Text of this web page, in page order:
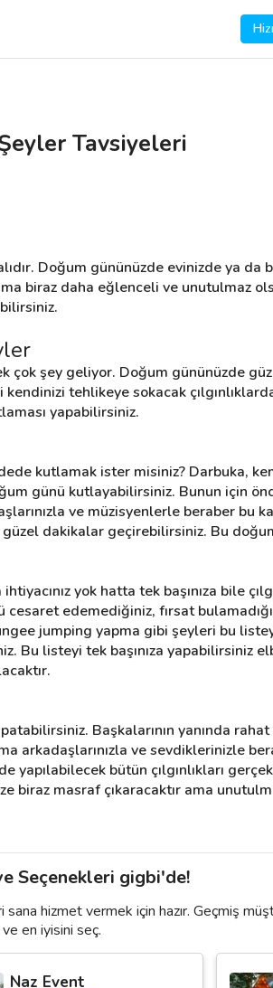
Tavsiyeleri
Doğum gününüzde evinizde ya da
biraz daha eğlenceli ve unutulmaz
çok şey geliyor. Doğum gününüzde
tehlikeye sokacak
yapabilirsiniz.
kutlamak ister misiniz? Darbuka,
günü kutlayabilirsiniz. Bunun için
ve müzisyenlerle beraber bu
dakikalar geçirebilirsiniz. Bu
yok hatta tek başınıza bile
edemediğiniz, fırsat
jumping yapma gibi şeyleri bu
Bu listeyi tek başınıza yapabilirsiniz
Başkalarının yanında
arkadaşlarınızla ve sevdiklerinizle
yapılabilecek bütün çılgınlıkları
biraz masraf çıkaracaktır ama
Seçenekleri gigbi'de!
hizmet vermek için hazır. Geçmiş
en iyisini seç.
Naz Event